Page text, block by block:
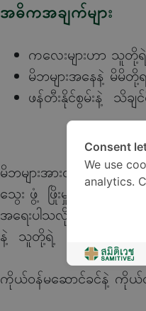
အဓိကအချက်များ
ကလေးများဟာ သူတို့ရဲ့
မိဘများအနေနဲ့ မိမိတို့
ဖန်တီးနိုင်စွမ်းနဲ့ သိခ
မိဘများအားလုံးဟာ ကိုယ့်
သွေး ဖွံ့ ဖြိုးမှု ရဲ့ အရေးပ
အရေးပါသလိုပဲ မိဘများ
နဲ့ သူတို့ရဲ့ ပင်ကိုယ်စွမ်းရည်တွ
ကိုယ်ဝန်မဆောင်ခင်နဲ့ ကိုယ်
Consent
We use
analytics.